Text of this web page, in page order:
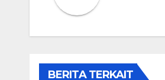
BERITA TERKAIT